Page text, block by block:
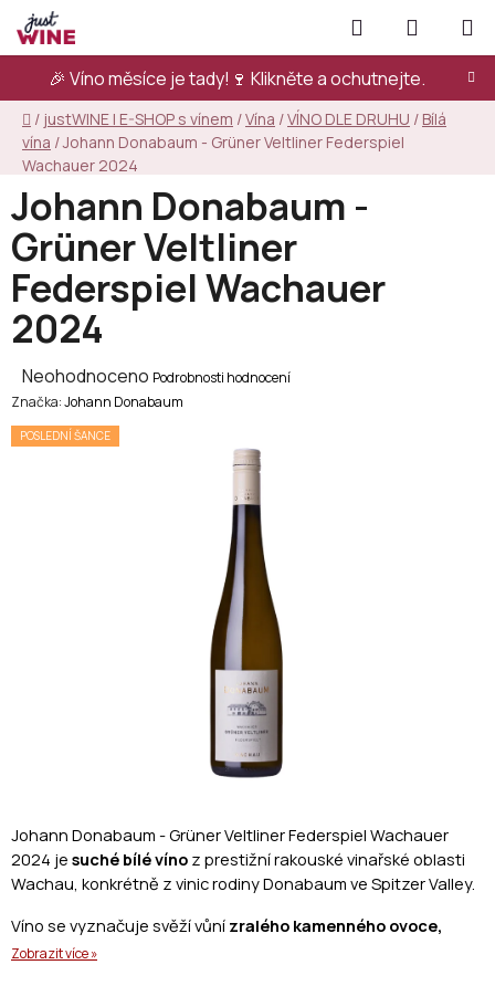
Přejít
na
obsah
🎉 Víno měsíce je tady!🍷 Klikněte a ochutnejte.
Hledat
KOŠÍK
Domů
/ justWINE | E-SHOP s vínem /Vína /VÍNO DLE DRUHU / Bílá
vína /Johann Donabaum - Grüner Veltliner Federspiel
Wachauer 2024
Johann Donabaum - Grüner Veltliner Federspiel Wachauer
2024 je suché bílé víno z prestižní rakouské vinařské oblasti
Wachau, konkrétně z vinic rodiny Donabaum ve Spitzer Valley.
Víno se vyznačuje svěží vůní zralého kamenného ovoce,
bylinek a jemných minerálních tónů
Zobrazit více »
Johann Donabaum -
Grüner Veltliner
Federspiel Wachauer
2024
Průměrné
hodnocení
produktu
Neohodnoceno Podrobnosti hodnocení
Značka:Johann Donabaum
POSLEDNÍ ŠANCE